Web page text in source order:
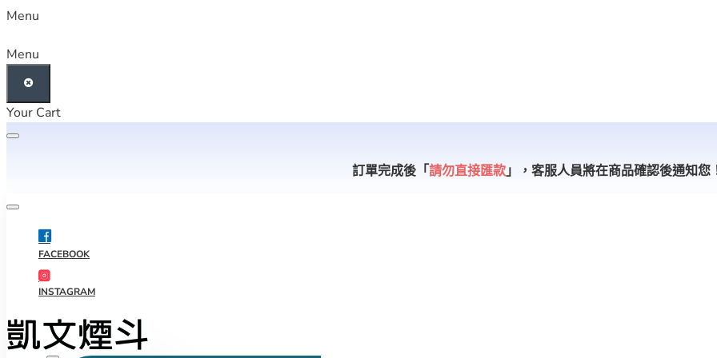
Menu
Menu
Your Cart
訂單完成後「請勿直接匯款 」， 客服人員將在商品確認後通知您
FACEBOOK
INSTAGRAM